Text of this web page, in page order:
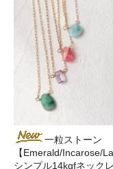
一粒ストーン
【Emerald/Incarose/
シンプル14kgfネック